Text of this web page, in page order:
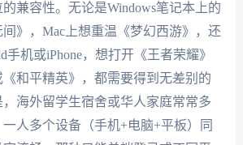
兼容性。无论是Windows笔记本上的
》，Mac上想重温《梦幻西游》，还
手机或iPhone，想打开《王者荣耀》
《和平精英》，都需要得到无差别的
海外留学生宿舍或华人家庭常常多
人多个设备（手机+电脑+平板）同